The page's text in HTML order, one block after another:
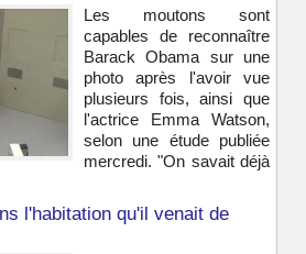
Les moutons sont
capables de reconnaître
Barack Obama sur une
photo après l'avoir vue
plusieurs fois, ainsi que
l'actrice Emma Watson,
selon une étude publiée
mercredi. "On savait déjà
l'habitation qu'il venait de